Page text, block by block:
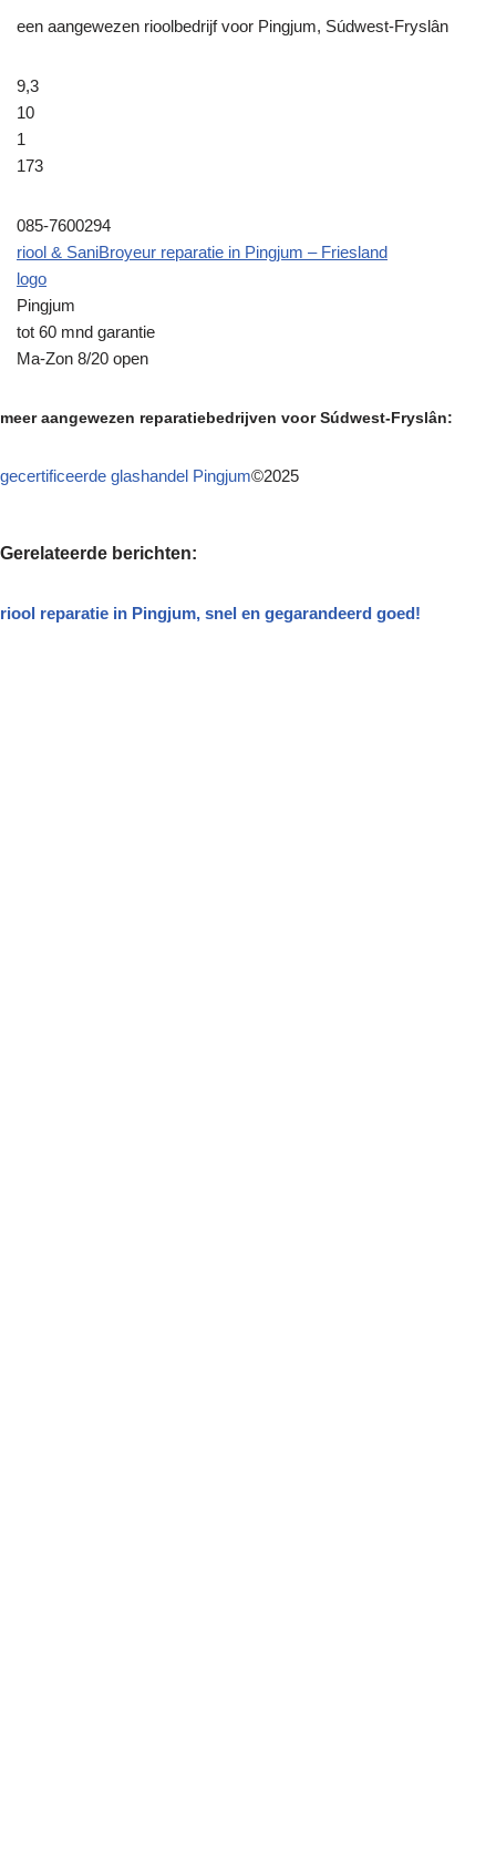
een aangewezen rioolbedrijf voor Pingjum, Súdwest-Fryslân
9,3
10
1
173
085-7600294
riool & SaniBroyeur reparatie in Pingjum – Friesland
logo
Pingjum
tot 60 mnd garantie
Ma-Zon 8/20 open
meer aangewezen reparatiebedrijven voor Súdwest-Fryslân:
gecertificeerde glashandel Pingjum©2025
Gerelateerde berichten:
riool reparatie in Pingjum, snel en gegarandeerd goed!